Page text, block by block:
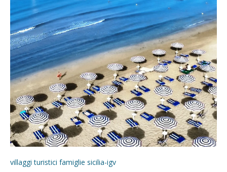
villaggi turistici famiglie sicilia-igv